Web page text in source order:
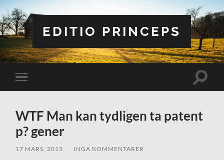
EDITIO PRINCEPS
Slå
på/av
Slå
WTF Man kan tydligen ta patent
p? gener
17 MARS, 2013 INGA KOMMENTARER